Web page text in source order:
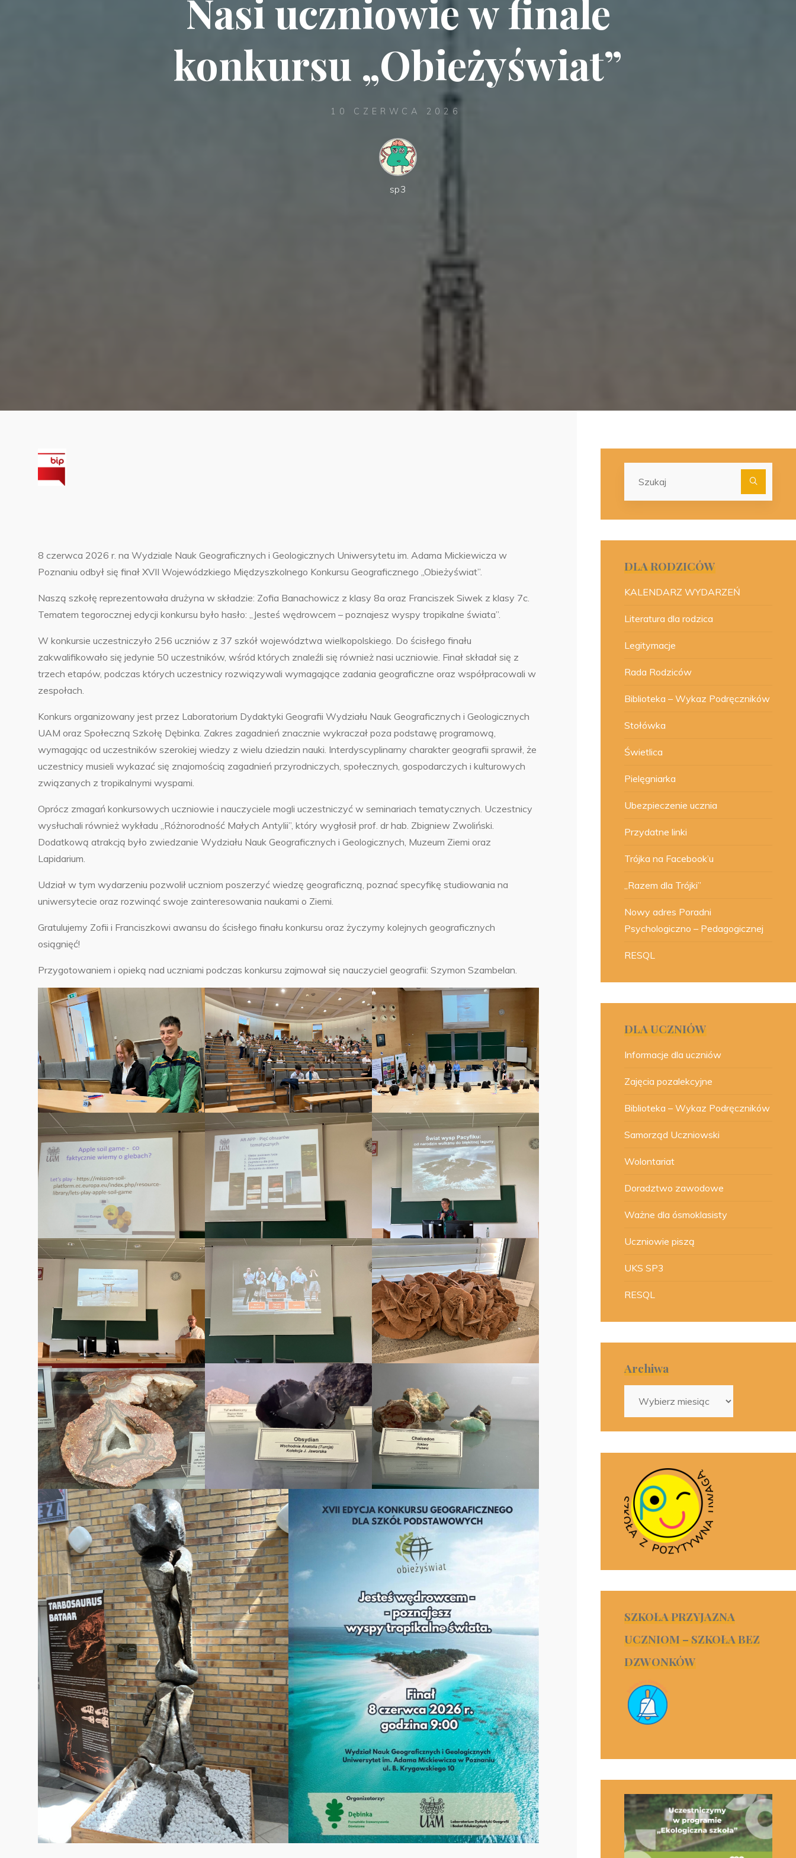
Nasi uczniowie w finale
konkursu „Obieżyświat”
10 CZERWCA 2026
sp3
8 czerwca 2026 r. na Wydziale Nauk Geograficznych i Geologicznych Uniwersytetu im. Adama Mickiewicza w
Poznaniu odbył się finał XVII Wojewódzkiego Międzyszkolnego Konkursu Geograficznego „Obieżyświat”.
Naszą szkołę reprezentowała drużyna w składzie: Zofia Banachowicz z klasy 8a oraz Franciszek Siwek z klasy 7c.
Tematem tegorocznej edycji konkursu było hasło: „Jesteś wędrowcem – poznajesz wyspy tropikalne świata”.
W konkursie uczestniczyło 256 uczniów z 37 szkół województwa wielkopolskiego. Do ścisłego finału
zakwalifikowało się jedynie 50 uczestników, wśród których znaleźli się również nasi uczniowie. Finał składał się z
trzech etapów, podczas których uczestnicy rozwiązywali wymagające zadania geograficzne oraz współpracowali w
zespołach.
Konkurs organizowany jest przez Laboratorium Dydaktyki Geografii Wydziału Nauk Geograficznych i Geologicznych
UAM oraz Społeczną Szkołę Dębinka. Zakres zagadnień znacznie wykraczał poza podstawę programową,
wymagając od uczestników szerokiej wiedzy z wielu dziedzin nauki. Interdyscyplinarny charakter geografii sprawił, że
uczestnicy musieli wykazać się znajomością zagadnień przyrodniczych, społecznych, gospodarczych i kulturowych
związanych z tropikalnymi wyspami.
Oprócz zmagań konkursowych uczniowie i nauczyciele mogli uczestniczyć w seminariach tematycznych. Uczestnicy
wysłuchali również wykładu „Różnorodność Małych Antylii”, który wygłosił prof. dr hab. Zbigniew Zwoliński.
Dodatkową atrakcją było zwiedzanie Wydziału Nauk Geograficznych i Geologicznych, Muzeum Ziemi oraz
Lapidarium.
Udział w tym wydarzeniu pozwolił uczniom poszerzyć wiedzę geograficzną, poznać specyfikę studiowania na
uniwersytecie oraz rozwinąć swoje zainteresowania naukami o Ziemi.
Gratulujemy Zofii i Franciszkowi awansu do ścisłego finału konkursu oraz życzymy kolejnych geograficznych
osiągnięć!
Przygotowaniem i opieką nad uczniami podczas konkursu zajmował się nauczyciel geografii: Szymon Szambelan.
DLA RODZICÓW
KALENDARZ WYDARZEŃ
Literatura dla rodzica
Legitymacje
Rada Rodziców
Biblioteka – Wykaz Podręczników
Stołówka
Świetlica
Pielęgniarka
Ubezpieczenie ucznia
Przydatne linki
Trójka na Facebook’u
„Razem dla Trójki”
Nowy adres Poradni
Psychologiczno – Pedagogicznej
RESQL
DLA UCZNIÓW
Informacje dla uczniów
Zajęcia pozalekcyjne
Biblioteka – Wykaz Podręczników
Samorząd Uczniowski
Wolontariat
Doradztwo zawodowe
Ważne dla ósmoklasisty
Uczniowie piszą
UKS SP3
RESQL
Archiwa
SZKOŁA PRZYJAZNA
UCZNIOM – SZKOŁA BEZ
DZWONKÓW